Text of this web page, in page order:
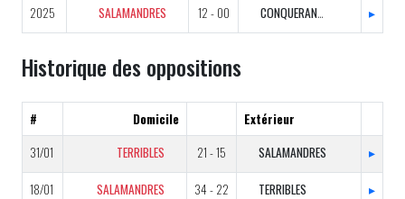
2025 SALAMANDRES 12 - 00 CONQUERANTS ▸
Historique des oppositions
# Domicile
Extérieur
31/01
TERRIBLES 21 - 15 SALAMANDRES ▸
18/01 SALAMANDRES 34 - 22 TERRIBLES ▸